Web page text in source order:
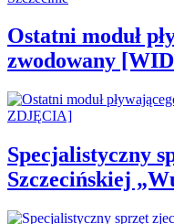
Ostatni moduł
zwodowany
Specjalistyczny
Szczecińskiej